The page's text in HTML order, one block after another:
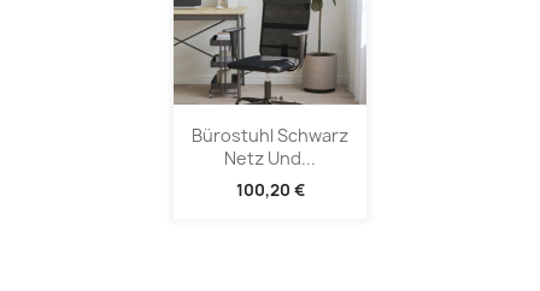
Bürostuhl Schwarz
Netz Und...
100,20 €